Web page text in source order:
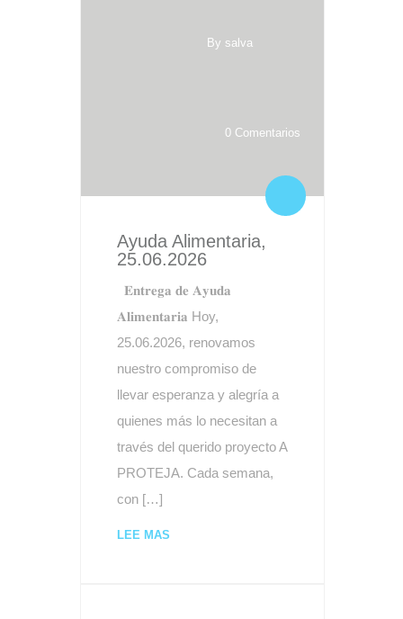
By salva
0 Comentarios
Ayuda Alimentaria,
25.06.2026
𝐄𝐧𝐭𝐫𝐞𝐠𝐚 𝐝𝐞 𝐀𝐲𝐮𝐝𝐚
𝐀𝐥𝐢𝐦𝐞𝐧𝐭𝐚𝐫𝐢𝐚 Hoy,
25.06.2026, renovamos
nuestro compromiso de
llevar esperanza y alegría a
quienes más lo necesitan a
través del querido proyecto A
PROTEJA. Cada semana,
con […]
LEE MAS